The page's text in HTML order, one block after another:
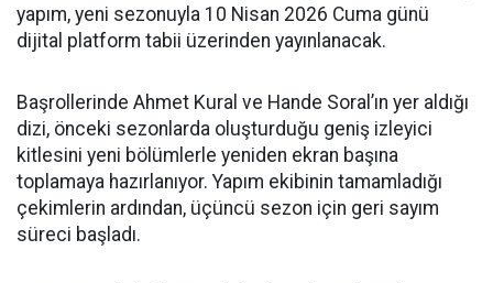
yapım, yeni sezonuyla 10 Nisan 2026 Cuma günü
dijital platform tabii üzerinden yayınlanacak.
Başrollerinde Ahmet Kural ve Hande Soral’ın yer aldığı
dizi, önceki sezonlarda oluşturduğu geniş izleyici
kitlesini yeni bölümlerle yeniden ekran başına
toplamaya hazırlanıyor. Yapım ekibinin tamamladığı
çekimlerin ardından, üçüncü sezon için geri sayım
süreci başladı.